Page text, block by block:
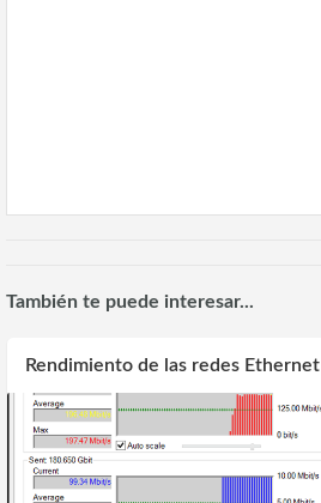
También te puede interesar...
Rendimiento de las redes Ethernet